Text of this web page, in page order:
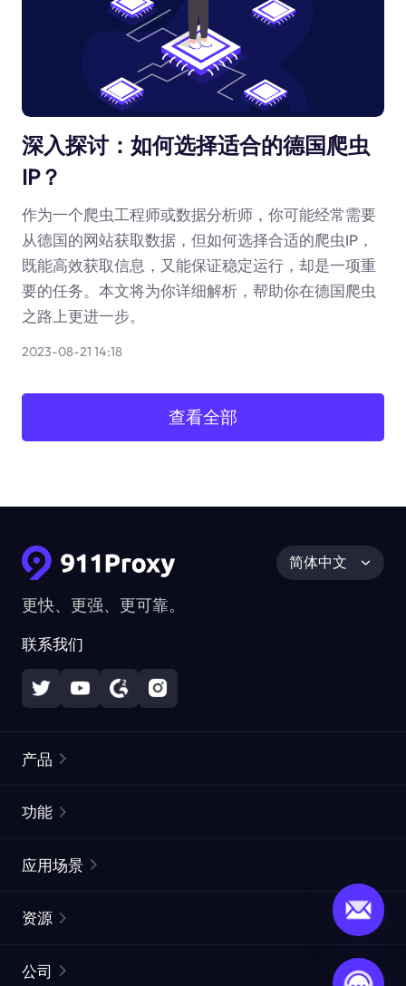
深入探讨：如何选择适合的德国爬虫
IP？
作为一个爬虫工程师或数据分析师，你可能经常需要
从德国的网站获取数据，但如何选择合适的爬虫IP，
既能高效获取信息，又能保证稳定运行，却是一项重
要的任务。本文将为你详细解析，帮助你在德国爬虫
之路上更进一步。
2023-08-21 14:18
查看全部
更快、更强、更可靠。
联系我们
简体中文
产品
静态住宅代理
网页抓取 API
功能
ISP代理
应用场景
市场研究
资源
公司